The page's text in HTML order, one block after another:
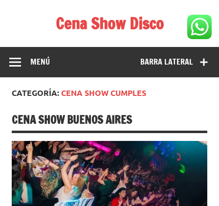
Cena Show Disco
Cena Show Disco – DISCO CENA SHOW GUIA DE
RESTAURANTES
BARRA LATERAL
MENÚ
CATEGORÍA:CENA SHOW CUMPLES
CENA SHOW BUENOS AIRES